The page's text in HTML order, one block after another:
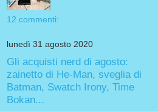
12 commenti:
lunedì 31 agosto 2020
Gli acquisti nerd di agosto:
zainetto di He-Man, sveglia di
Batman, Swatch Irony, Time
Bokan...